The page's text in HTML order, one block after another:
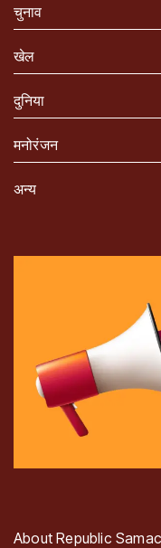
चुनाव
खेल
दुनिया
मनोरंजन
अन्य
About Republic